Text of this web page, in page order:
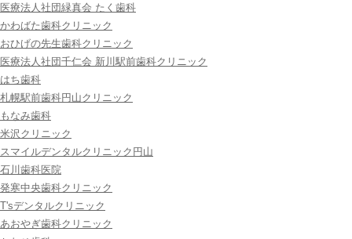
医療法人社団緑真会 たく歯科
かわばた歯科クリニック
おひげの先生歯科クリニック
医療法人社団千仁会 新川駅前歯科クリニック
はち歯科
札幌駅前歯科円山クリニック
もなみ歯科
米沢クリニック
スマイルデンタルクリニック円山
石川歯科医院
発寒中央歯科クリニック
T'sデンタルクリニック
あおやぎ歯科クリニック